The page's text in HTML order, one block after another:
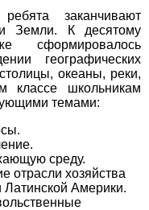
8 9 10
11
8 9 10
11
8 9 10
заканчивают
Земли. К десятому
сформировалось
географических
океаны, реки,
классе школьникам
темами:
среду.
отрасли хозяйства
Америки.